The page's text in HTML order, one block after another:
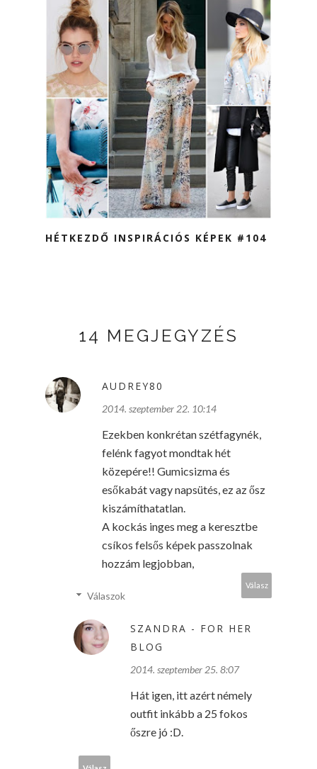
HÉTKEZDŐ INSPIRÁCIÓS KÉPEK #104
14 MEGJEGYZÉS
AUDREY80
2014. szeptember 22. 10:14
Ezekben konkrétan szétfagynék,
felénk fagyot mondtak hét
közepére!! Gumicsizma és
esőkabát vagy napsütés, ez az ősz
kiszámíthatatlan.
A kockás inges meg a keresztbe
csíkos felsős képek passzolnak
hozzám legjobban,
Válasz
Válaszok
SZANDRA - FOR HER
BLOG
2014. szeptember 25. 8:07
Hát igen, itt azért némely
outfit inkább a 25 fokos
őszre jó :D.